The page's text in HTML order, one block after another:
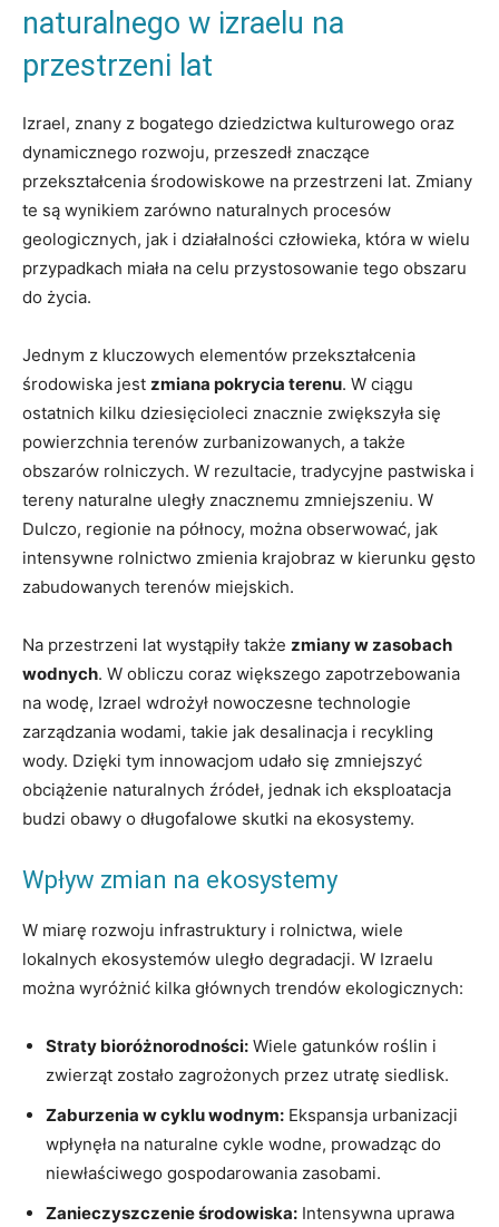
naturalnego w izraelu na
przestrzeni lat
Izrael, znany z bogatego dziedzictwa kulturowego oraz
dynamicznego rozwoju, przeszedł znaczące
przekształcenia środowiskowe na przestrzeni lat. Zmiany
te są wynikiem zarówno naturalnych procesów
geologicznych, jak i działalności człowieka, która w wielu
przypadkach miała na celu przystosowanie tego obszaru
do życia.
Jednym z kluczowych elementów przekształcenia
środowiska jest zmiana pokrycia terenu. W ciągu
ostatnich kilku dziesięcioleci znacznie zwiększyła się
powierzchnia terenów zurbanizowanych, a także
obszarów rolniczych. W rezultacie, tradycyjne pastwiska i
tereny naturalne uległy znacznemu zmniejszeniu. W
Dulczo, regionie na północy, można obserwować, jak
intensywne rolnictwo zmienia krajobraz w kierunku gęsto
zabudowanych terenów miejskich.
Na przestrzeni lat wystąpiły także zmiany w zasobach
wodnych. W obliczu coraz większego zapotrzebowania
na wodę, Izrael wdrożył nowoczesne technologie
zarządzania wodami, takie jak desalinacja i recykling
wody. Dzięki tym innowacjom udało się zmniejszyć
obciążenie naturalnych źródeł, jednak ich eksploatacja
budzi obawy o długofalowe skutki na ekosystemy.
Wpływ zmian na ekosystemy
W miarę rozwoju infrastruktury i rolnictwa, wiele
lokalnych ekosystemów uległo degradacji. W Izraelu
można wyróżnić kilka głównych trendów ekologicznych:
Straty bioróżnorodności: Wiele gatunków roślin i
zwierząt zostało zagrożonych przez utratę siedlisk.
Zaburzenia w cyklu wodnym: Ekspansja urbanizacji
wpłynęła na naturalne cykle wodne, prowadząc do
niewłaściwego gospodarowania zasobami.
Zanieczyszczenie środowiska: Intensywna uprawa